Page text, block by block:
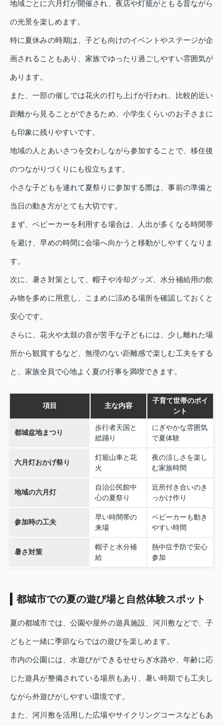
地域ごとに六月灯が開催され、夜店や灯籠がともる昔ながら
の光景を楽しめます。
特に夏休みの時期は、子ども向けのイベントやステージが企
画されることもあり、家族でゆったり過ごしやすい雰囲気が
あります。
また、一部の催しでは花火の打ち上げが行われ、比較的近い
距離から見ることができるため、小学生くらいのお子さまに
も印象に残りやすいです。
地域の人とあいさつを交わしながら参加することで、移住後
のつながりづくりにも役立ちます。
小さな子どもを連れて夏祭りに参加する際は、事前の準備と
当日の動き方がとても大切です。
まず、ベビーカーを利用する場合は、人出が多くなる時間帯
を避け、早めの時間に会場へ向かうと移動がしやすくなりま
す。
次に、暑さ対策として、帽子や冷却グッズ、水分補給用の飲
み物を多めに用意し、こまめに涼める場所を確認しておくと
安心です。
さらに、花火や太鼓の音が苦手な子どもには、少し離れた場
所から観賞するなど、無理のない距離感で楽しむ工夫をする
と、家族全員で心地よく夏の行事を満喫できます。
項目 主な内容
子育て世帯のポイ
ント
都城盆地まつり
歩行者天国と
総踊り
にぎやかな雰囲気
で夏体験
六月灯おかげ祭り
灯籠山車と花
火
夜の涼しさを楽し
む家族時間
地域の六月灯
自治公民館中
心の夏祭り
近所付き合いのき
っかけ作り
参加時の工夫
早い時間帯の
来場
ベビーカーも動き
やすい時間
暑さ対策
帽子と水分補
給
熱中症予防で安心
参加
都城市での夏の遊び場と自然体験スポット
夏の都城市では、公園や屋外の遊具施設、河川敷などで、子
どもと一緒に季節ならではの遊びを楽しめます。
市内の公園には、水遊びができるせせらぎ水路や、年齢に応
じた遊具が整備されている場所もあり、暑い時期でも工夫し
ながら外遊びがしやすい環境です。
また、河川敷を活用した広場やサイクリングコースなどもあ